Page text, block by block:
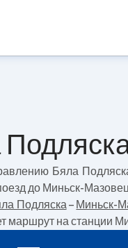
Бяла
до Миньск-
Подляска – Миньск-
маршрут на станции